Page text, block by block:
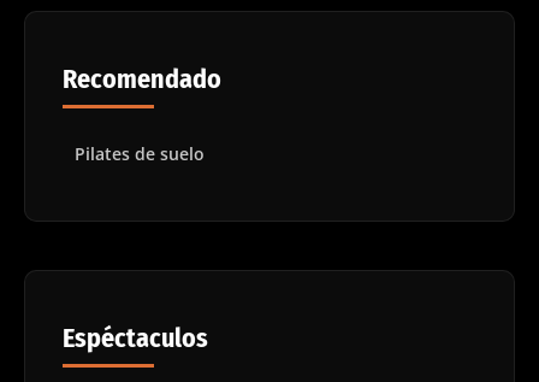
Recomendado
Pilates de suelo
Espéctaculos